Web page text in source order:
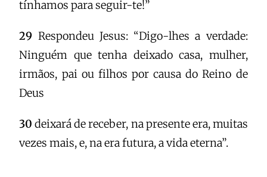
tínhamos para seguir-te!”
29 Respondeu Jesus: “Digo-lhes a verdade:
Ninguém que tenha deixado casa, mulher,
irmãos, pai ou filhos por causa do Reino de
Deus
30 deixará de receber, na presente era, muitas
vezes mais, e, na era futura, a vida eterna”.